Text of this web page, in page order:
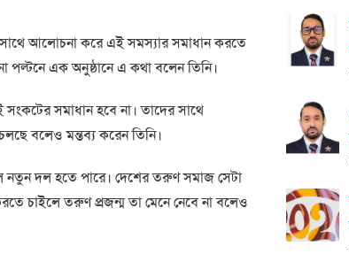
সাথে আলোচনা করে এই সমস্যার সমাধান করতে
পল্টনে এক অনুষ্ঠানে এ কথা বলেন তিনি।
সংকটের সমাধান হবে না। তাদের সাথে
বলেও মন্তব্য করেন তিনি।
নতুন দল হতে পারে। দেশের তরুণ সমাজ সেটা
চাইলে তরুণ প্রজন্ম তা মেনে নেবে না বলেও